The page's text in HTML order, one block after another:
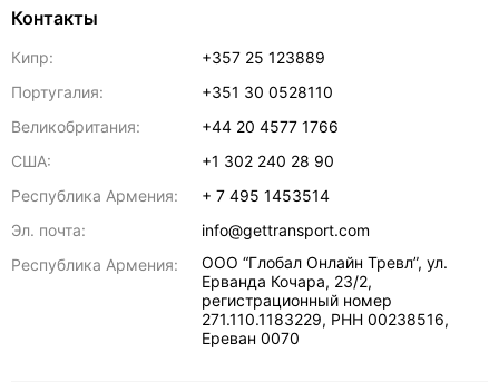
Контакты
Кипр:
+357 25 123889
Португалия:
+351 30 0528110
Великобритания:
+44 20 4577 1766
США:
+1 302 240 28 90
Республика Армения:
+ 7 495 1453514
Эл. почта:
info@gettransport.com
Республика Армения:
ООО “Глобал Онлайн Тревл”, ул.
Ерванда Кочара, 23/2,
регистрационный номер
271.110.1183229, РНН 00238516,
Ереван 0070